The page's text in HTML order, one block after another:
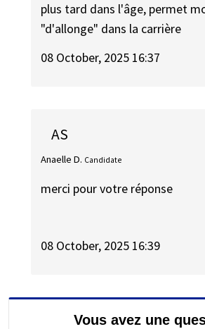
plus tard dans l'âge, permet
"d'allonge" dans la carrière
08 October, 2025 16:37
AS
Anaelle D. Candidate
merci pour votre réponse
08 October, 2025 16:39
Vous avez une